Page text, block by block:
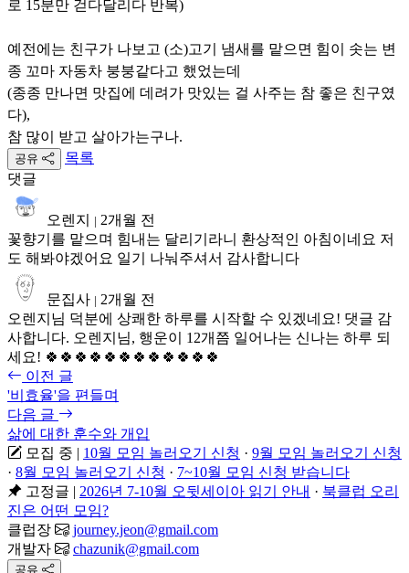
로 15분만 걷다달리다 반복)
예전에는 친구가 나보고 (소)고기 냄새를 맡으면 힘이 솟는 변
종 꼬마 자동차 붕붕같다고 했었는데
(종종 만나면 맛집에 데려가 맛있는 걸 사주는 참 좋은 친구였
다),
참 많이 받고 살아가는구나.
공유
목록
댓글
오렌지 | 2개월 전
꽃향기를 맡으며 힘내는 달리기라니 환상적인 아침이네요 저
도 해봐야겠어요 일기 나눠주셔서 감사합니다
문집사 | 2개월 전
오렌지님 덕분에 상쾌한 하루를 시작할 수 있겠네요! 댓글 감
사합니다. 오렌지님, 행운이 12개쯤 일어나는 신나는 하루 되
세요! 🍀🍀🍀🍀🍀🍀🍀🍀🍀🍀🍀🍀
이전 글
'비효율'을 편들며
다음 글
삶에 대한 훈수와 개입
모집 중 | 10월 모임 놀러오기 신청 · 9월 모임 놀러오기 신청
· 8월 모임 놀러오기 신청 · 7~10월 모임 신청 받습니다
고정글 | 2026년 7-10월 오뒷세이아 읽기 안내 · 북클럽 오리
진은 어떤 모임?
클럽장
journey.jeon@gmail.com
개발자
chazunik@gmail.com
공유